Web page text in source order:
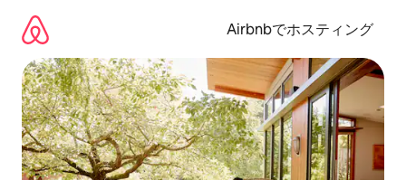
Airbnbでホスティング